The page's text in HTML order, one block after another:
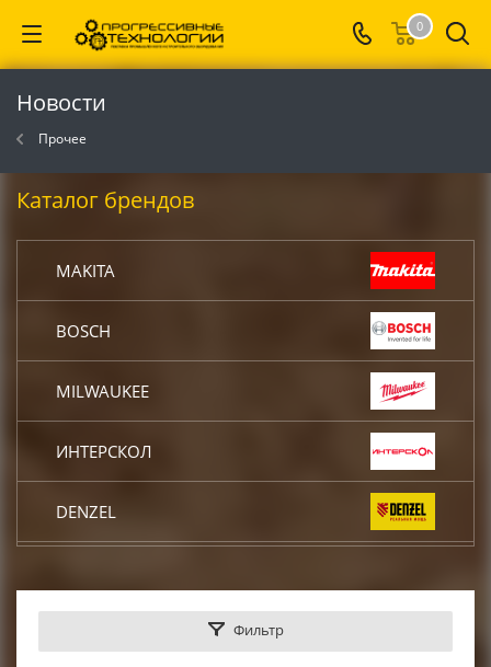
0
Новости
Прочее
Фильтр
Каталог брендов
MAKITA
BOSCH
MILWAUKEE
ИНТЕРСКОЛ
DENZEL